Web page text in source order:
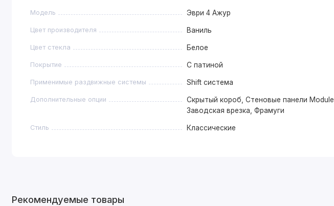
Модель Эври 4 Ажур
Цвет производителя Ваниль
Цвет стекла Белое
Покрытие С патиной
Применимые раздвижные системы Shift система
Дополнительные опции
Скрытый короб, Стеновые панели Module,
Заводская врезка, Фрамуги
Стиль Классические
Рекомендуемые товары